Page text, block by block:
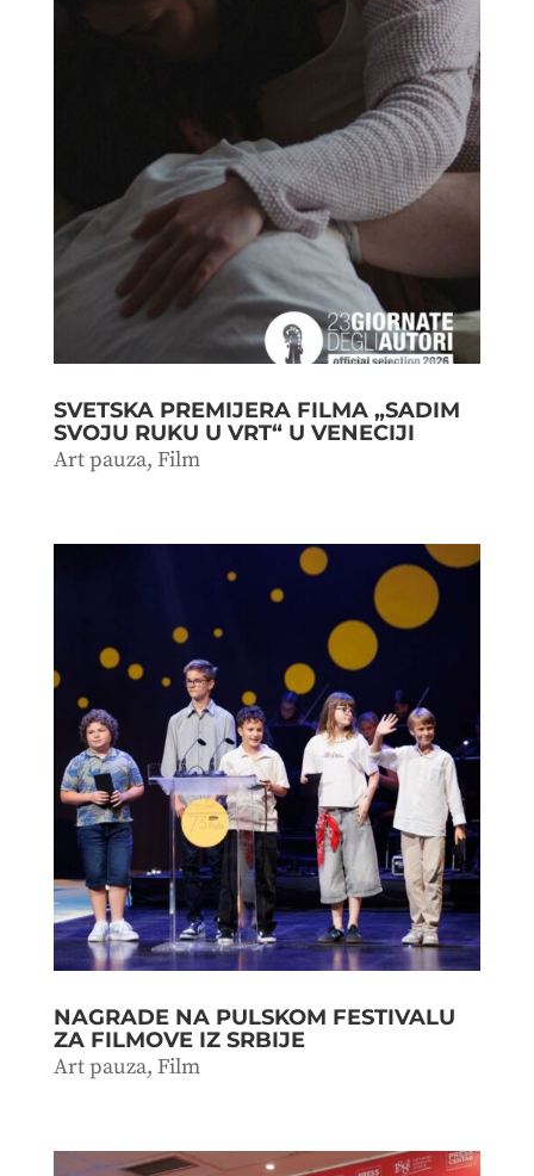
SVETSKA PREMIJERA FILMA „SADIM
SVOJU RUKU U VRT“ U VENECIJI
Art pauza, Film
NAGRADE NA PULSKOM FESTIVALU
ZA FILMOVE IZ SRBIJE
Art pauza, Film